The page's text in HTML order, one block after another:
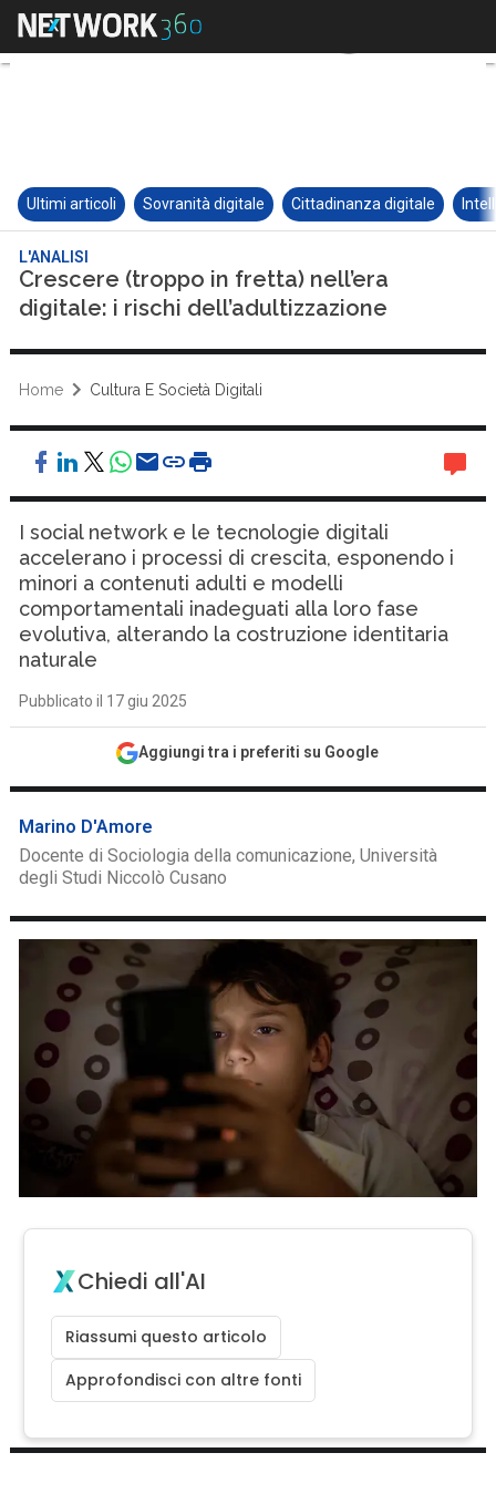
Ultimi articoli Sovranità digitale Cittadinanza digitale
L'ANALISI
Crescere (troppo in fretta) nell’era
digitale: i rischi dell’adultizzazione
Home Cultura E Società Digitali
I social network e le tecnologie digitali
accelerano i processi di crescita, esponendo i
minori a contenuti adulti e modelli
comportamentali inadeguati alla loro fase
evolutiva, alterando la costruzione identitaria
naturale
Pubblicato il 17 giu 2025
Aggiungi tra i preferiti su Google
Marino D'Amore
Docente di Sociologia della comunicazione, Università
degli Studi Niccolò Cusano
Chiedi all'AI
Riassumi questo articolo
Approfondisci con altre fonti